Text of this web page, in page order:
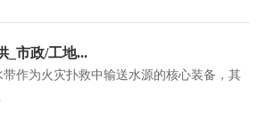
_市政/工地...
作为火灾扑救中输送水源的核心装备，其